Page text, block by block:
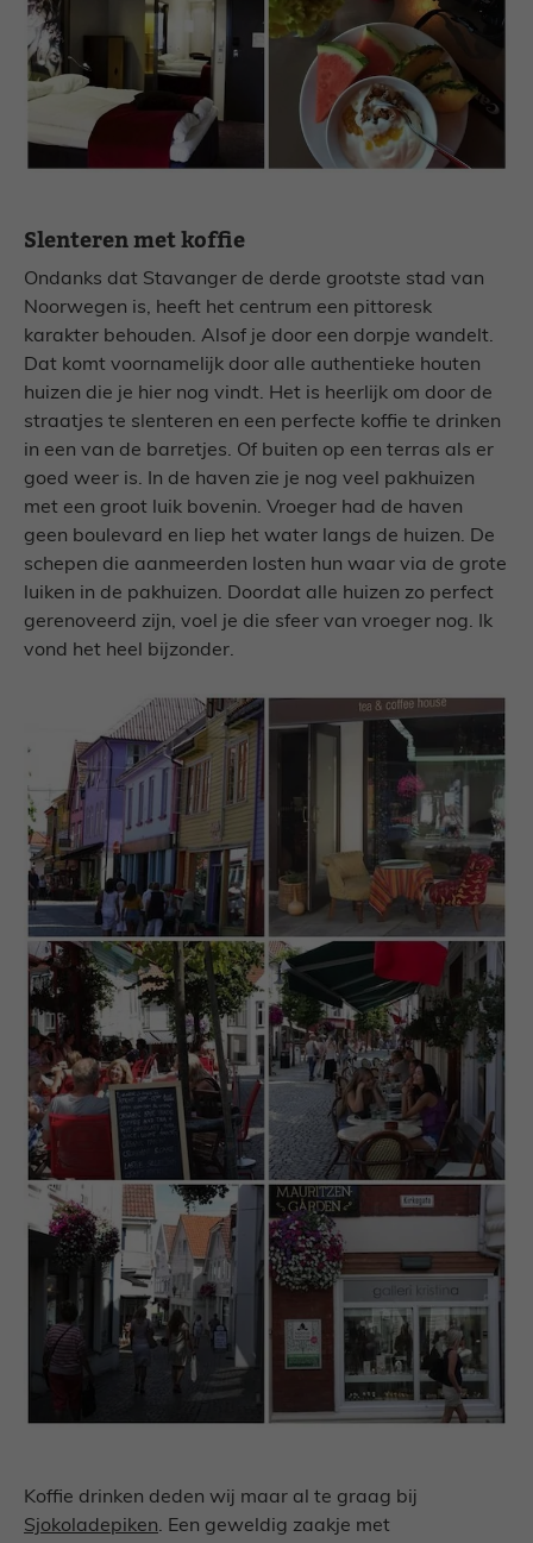
Slenteren met koffie
Ondanks dat Stavanger de derde grootste stad van
Noorwegen is, heeft het centrum een pittoresk
karakter behouden. Alsof je door een dorpje wandelt.
Dat komt voornamelijk door alle authentieke houten
huizen die je hier nog vindt. Het is heerlijk om door de
straatjes te slenteren en een perfecte koffie te drinken
in een van de barretjes. Of buiten op een terras als er
goed weer is. In de haven zie je nog veel pakhuizen
met een groot luik bovenin. Vroeger had de haven
geen boulevard en liep het water langs de huizen. De
schepen die aanmeerden losten hun waar via de grote
luiken in de pakhuizen. Doordat alle huizen zo perfect
gerenoveerd zijn, voel je die sfeer van vroeger nog. Ik
vond het heel bijzonder.
Koffie drinken deden wij maar al te graag bij
Sjokoladepiken. Een geweldig zaakje met